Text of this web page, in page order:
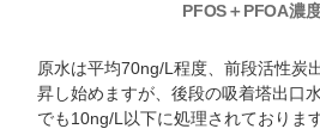
PFOS＋PFOA濃
原水は平均70ng/L程度、前段活性炭
昇し始めますが、後段の吸着塔出口
でも10ng/L以下に処理されております